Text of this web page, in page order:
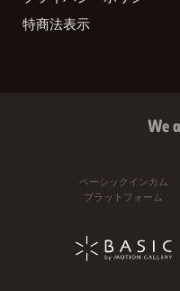
特商法表示
We
ベーシックインカム
プラットフォーム